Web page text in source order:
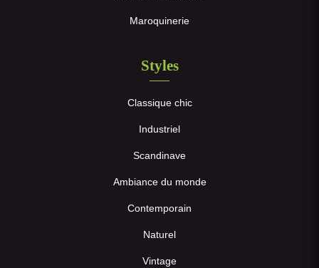
Maroquinerie
Styles
Classique chic
Industriel
Scandinave
Ambiance du monde
Contemporain
Naturel
Vintage